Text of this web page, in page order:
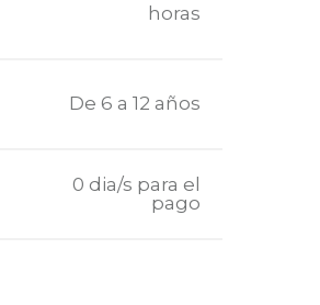
horas
De 6 a 12 años
0 dia/s para el
pago